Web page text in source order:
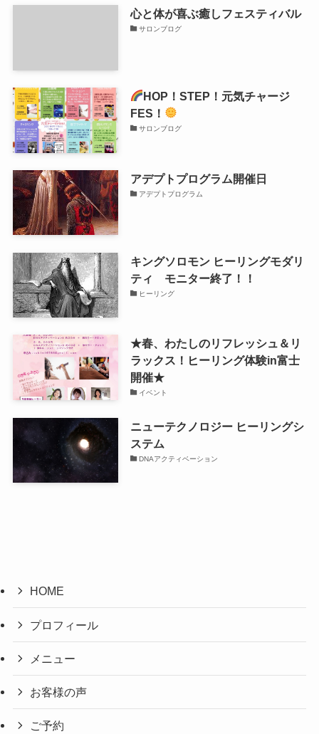
心と体が喜ぶ癒しフェスティバル
サロンブログ
HOP！STEP！元気チャージ
FES！
サロンブログ
アデプトプログラム開催日
アデプトプログラム
キングソロモン ヒーリングモダリ
ティ モニター終了！！
ヒーリング
★春、わたしのリフレッシュ＆リ
ラックス！ヒーリング体験in富士
開催★
イベント
ニューテクノロジー ヒーリングシ
ステム
DNAアクティベーション
HOME
プロフィール
メニュー
お客様の声
ご予約